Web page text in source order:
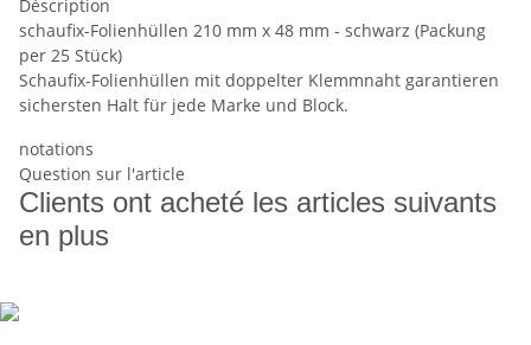
Déscription
schaufix-Folienhüllen 210 mm x 48 mm - schwarz (Packung
per 25 Stück)
Schaufix-Folienhüllen mit doppelter Klemmnaht garantieren
sichersten Halt für jede Marke und Block.
notations
Question sur l'article
Clients ont acheté les articles suivants
en plus